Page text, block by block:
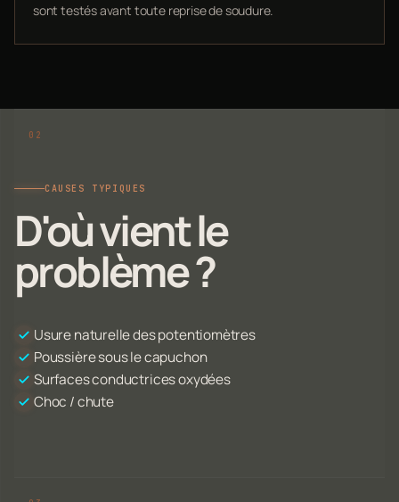
sont testés avant toute reprise de soudure.
CAUSES TYPIQUES
D'où vient le
problème ?
Usure naturelle des potentiomètres
Poussière sous le capuchon
Surfaces conductrices oxydées
Choc / chute